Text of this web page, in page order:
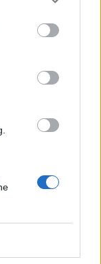
Πολωνία και
Sofia South Ring
Δημητριάδη - Ο
επιστρέφει
CEO
ξεκίνησε το